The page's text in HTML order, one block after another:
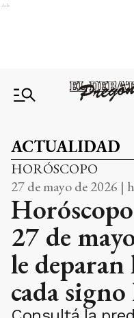
Ads
ACTUALIDAD
HORÓSCOPO
27 de mayo de 2026 |
27 de
le deparan
cada